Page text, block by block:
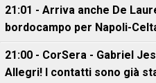
21:01 - Arriva anche De
bordocampo per Napoli-
21:00 - CorSera - Gabriel
Allegri! I contatti sono già